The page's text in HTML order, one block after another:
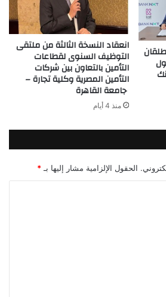
انعقاد النسخة الثالثة من ملتقى
التوظيف السنوى لقطاعات
التأمين بالتعاون بين شركات
التأمين المصرية وكلية تجارة –
جامعة القاهرة
منذ 4 أيام
الحقول الإلزامية مشار إليها بـ *